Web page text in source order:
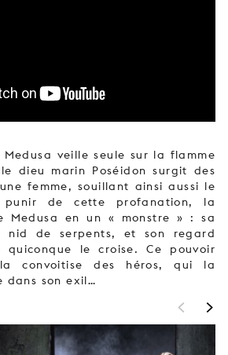
veille seule sur la flamme
dieu marin Poséidon surgit des
femme, souillant ainsi aussi le
de cette profanation, la
Medusa en un « monstre » : sa
nid de serpents, et son regard
quiconque le croise. Ce pouvoir
convoitise des héros, qui la
dans son exil…
< >